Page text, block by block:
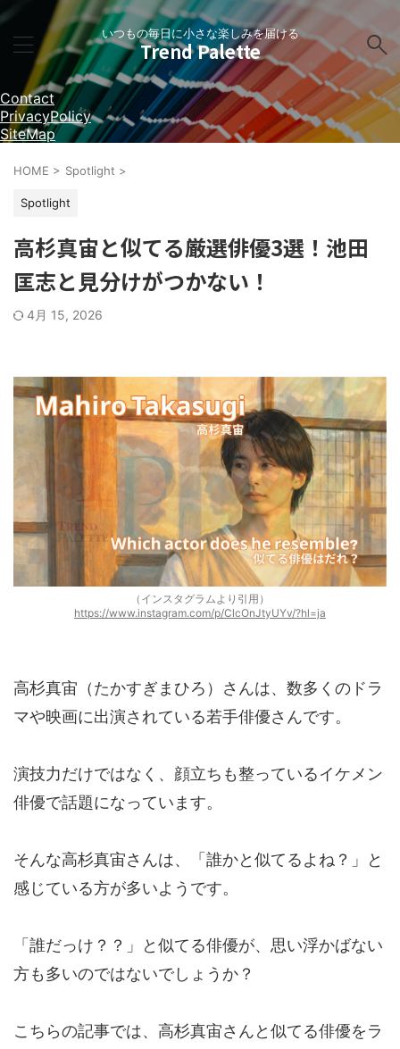
いつもの毎日に小さな楽しみを届ける
Trend Palette
Contact
PrivacyPolicy
SiteMap
HOME > Spotlight >
Spotlight
高杉真宙と似てる厳選俳優3選！池田
匡志と見分けがつかない！
4月 15, 2026
（インスタグラムより引用）
https://www.instagram.com/p/ClcOnJtyUYv/?hl=ja
高杉真宙（たかすぎまひろ）さんは、数多くのドラ
マや映画に出演されている若手俳優さんです。
演技力だけではなく、顔立ちも整っているイケメン
俳優で話題になっています。
そんな高杉真宙さんは、「誰かと似てるよね？」と
感じている方が多いようです。
「誰だっけ？？」と似てる俳優が、思い浮かばない
方も多いのではないでしょうか？
こちらの記事では、高杉真宙さんと似てる俳優をラ